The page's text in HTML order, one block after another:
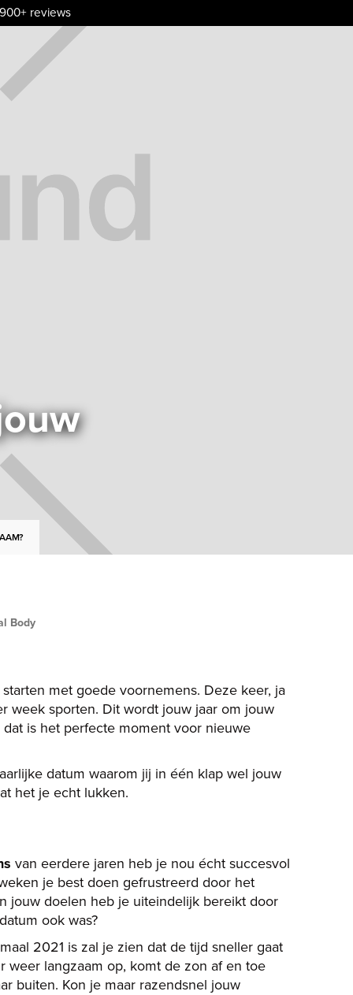
reviews
Body
met goede voornemens. Deze keer, ja
week sporten. Dit wordt jouw jaar om jouw
is het perfecte moment voor nieuwe
datum waarom jij in één klap wel jouw
het je echt lukken.
van eerdere jaren heb je nou écht succesvol
je best doen gefrustreerd door het
jouw doelen heb je uiteindelijk bereikt door
ook was?
2021 is zal je zien dat de tijd sneller gaat
langzaam op, komt de zon af en toe
buiten. Kon je maar razendsnel jouw